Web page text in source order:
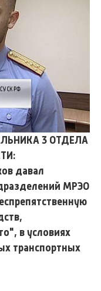
3 ОТДЕЛА
давал
МРЭО
в условиях
транспортных